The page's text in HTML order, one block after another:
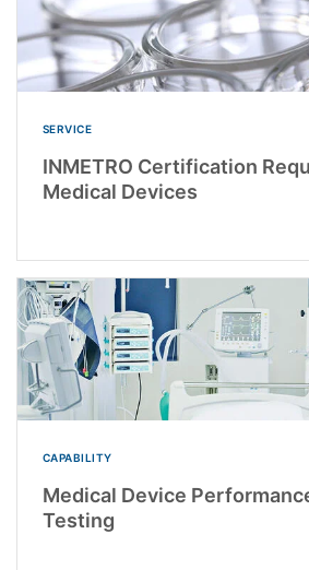
SERVICE
INMETRO Certification
Medical Devices
CAPABILITY
Medical Device
Testing